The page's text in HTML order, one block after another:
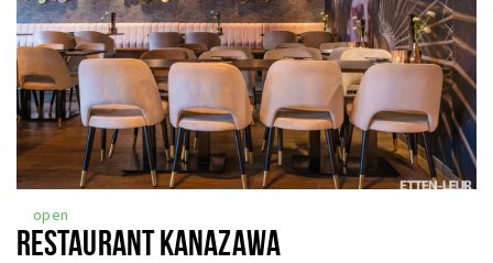
open
RESTAURANT KANAZAWA